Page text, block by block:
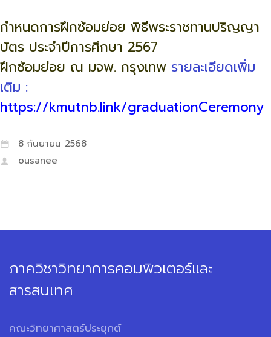
กำหนดการฝึกซ้อมย่อย พิธีพระราชทานปริญญา
บัตร ประจำปีการศึกษา 2567
ฝึกซ้อมย่อย ณ มจพ. กรุงเทพ รายละเอียดเพิ่ม
เติม :
https://kmutnb.link/graduationCeremony
8 กันยายน 2568
ousanee
ภาควิชาวิทยาการคอมพิวเตอร์และ
สารสนเทศ
คณะวิทยาศาสตร์ประยุกต์